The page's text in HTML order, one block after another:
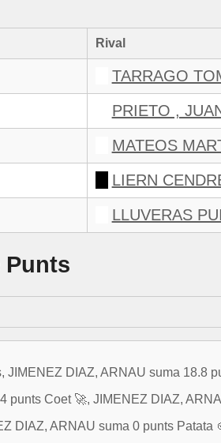
Rival
TARRAGO
PRIETO ,
MATEOS
LIERN
LLUVERAS
Punts
JIMENEZ DIAZ, ARNAU suma 18.8
punts Coet 🚀, JIMENEZ DIAZ,
DIAZ, ARNAU suma 0 punts Patata